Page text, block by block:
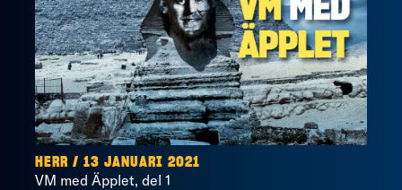
HERR / 13 JANUARI 2021
VM med Äpplet, del 1